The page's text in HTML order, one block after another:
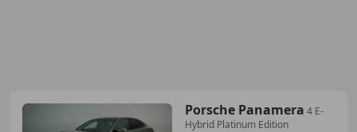
Porsche Panamera 4 E-
Hybrid Platinum Edition